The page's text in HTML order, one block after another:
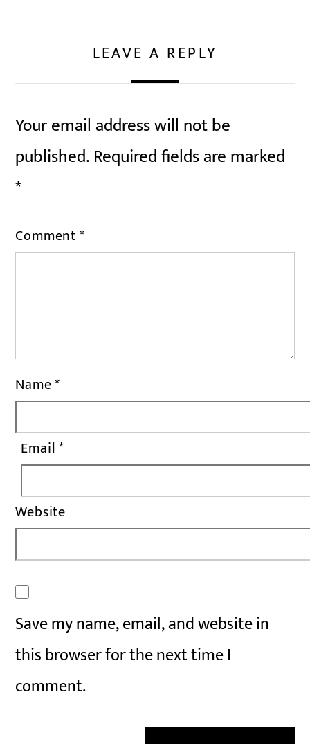
LEAVE A REPLY
Your email address will not be
published.Required fields are marked
*
Comment*
Name*
Email*
Website
Save my name, email, and website in
this browser for the next time I
comment.